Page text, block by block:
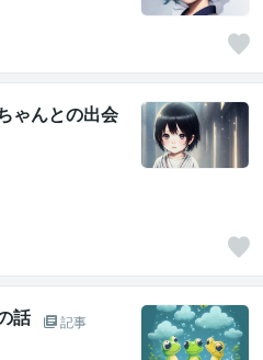
ゃんとの出会
話
記事